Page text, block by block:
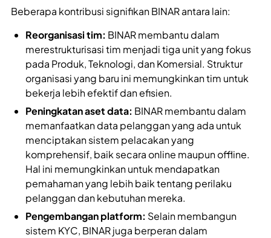
Beberapa kontribusi signifikan BINAR antara lain:
Reorganisasi tim: BINAR membantu dalam
merestrukturisasi tim menjadi tiga unit yang fokus
pada Produk, Teknologi, dan Komersial. Struktur
organisasi yang baru ini memungkinkan tim untuk
bekerja lebih efektif dan efisien.
Peningkatan aset data: BINAR membantu dalam
memanfaatkan data pelanggan yang ada untuk
menciptakan sistem pelacakan yang
komprehensif, baik secara online maupun offline.
Hal ini memungkinkan untuk mendapatkan
pemahaman yang lebih baik tentang perilaku
pelanggan dan kebutuhan mereka.
Pengembangan platform: Selain membangun
sistem KYC, BINAR juga berperan dalam